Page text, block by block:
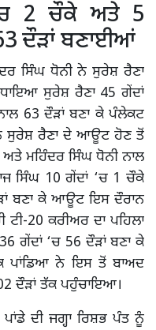
2 ਚੌਕੇ ਅਤੇ 5
ਦੌੜਾਂ ਬਣਾਈਆਂ
ਸਿੰਘ ਧੋਨੀ ਨੇ ਸੁਰੇਸ਼ ਰੈਣਾ
ਸੁਰੇਸ਼ ਰੈਣਾ 45 ਗੇਂਦਾਂ
63 ਦੌੜਾਂ ਬਣਾ ਕੇ ਪੰਲੇਕਟ
ਸੁਰੇਸ਼ ਰੈਣਾ ਦੇ ਆਊਟ ਹੋਣ ਤੋਂ
ਮਹਿੰਦਰ ਸਿੰਘ ਧੋਨੀ ਨਾਲ
ਸਿੰਘ 10 ਗੇਂਦਾਂ ‘ਚ 1 ਚੌਕੇ
ਬਣਾ ਕੇ ਆਊਟ ਇਸ ਦੌਰਾਨ
20 ਕਰੀਅਰ ਦਾ ਪਹਿਲਾ
ਗੇਂਦਾਂ ‘ਚ 56 ਦੌੜਾਂ ਬਣਾ ਕੇ
ਪਾਂਡਿਆ ਨੇ ਇਸ ਤੋਂ ਬਾਅਦ
ਦੌੜਾਂ ਤੱਕ ਪਹੁੰਚਾਇਆ।
ਦੀ ਜਗ੍ਹਾ ਰਿਸ਼ਭ ਪੰਤ ਨੂੰ